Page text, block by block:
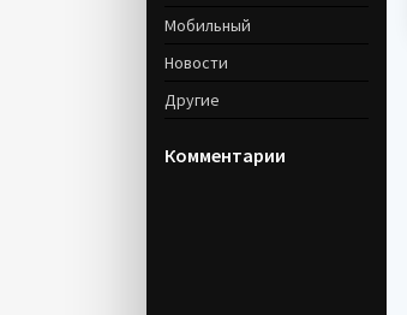
Мобильный
Новости
Другие
Комментарии